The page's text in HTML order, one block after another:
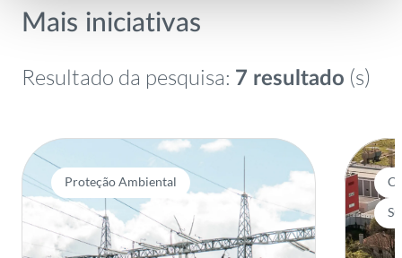
Mais iniciativas
Resultado da pesquisa: 7 resultado (s)
Proteção Ambiental